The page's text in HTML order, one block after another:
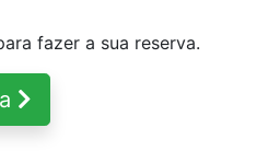
fazer a sua reserva.